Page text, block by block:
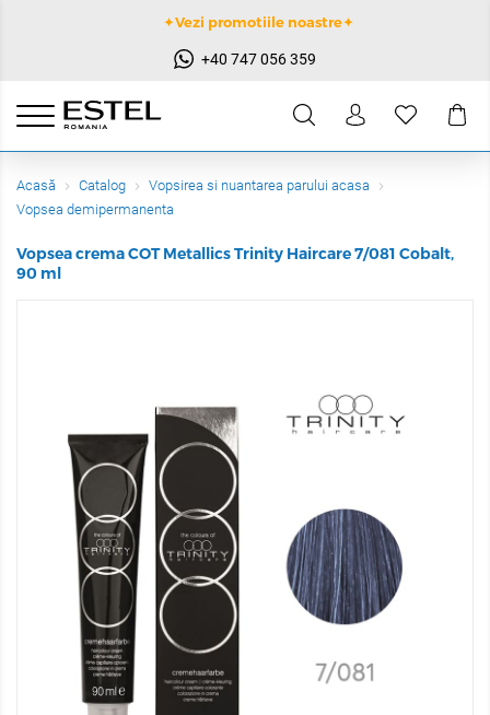
✦Vezi promotiile noastre✦
+40 747 056 359
Acasă Catalog
Vopsirea si nuantarea parului acasa
Vopsea demipermanenta
Vopsea crema COT Metallics Trinity Haircare 7/081 Cobalt,
90 ml